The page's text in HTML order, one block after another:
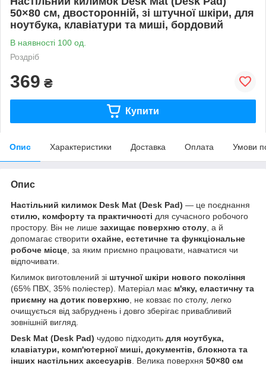
50×80 см, двосторонній, зі штучної шкіри, для
ноутбука, клавіатури та миші, бордовий
В наявності 100 од.
Роздріб
369 ₴
Купити
Опис Характеристики Доставка Оплата Умови
Опис
Настільний килимок Desk Mat (Desk Pad) — це поєднання
стилю, комфорту та практичності для сучасного робочого
простору. Він не лише захищає поверхню столу , а й
допомагає створити охайне, естетичне та функціональне
робоче місце , за яким приємно працювати, навчатися чи
відпочивати.
Килимок виготовлений зі штучної шкіри нового покоління
(65% ПВХ, 35% поліестер). Матеріал має м'яку, еластичну та
приємну на дотик поверхню , не ковзає по столу, легко
очищується від забруднень і довго зберігає привабливий
зовнішній вигляд.
Desk Mat (Desk Pad) чудово підходить для ноутбука,
клавіатури, комп'ютерної миші, документів, блокнота та
інших настільних аксесуарів . Велика поверхня 50×80 см